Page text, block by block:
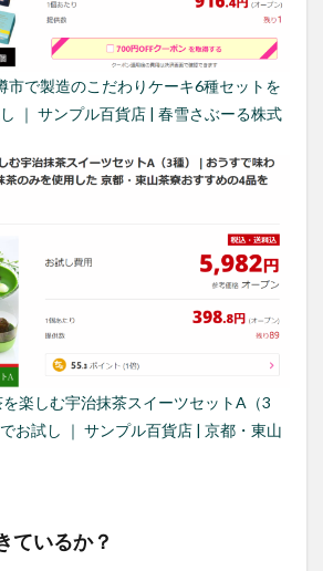
市で製造のこだわりケーキ6種セットを
｜ サンプル百貨店 | 春雪さぶーる株式
楽しむ宇治抹茶スイーツセットA（3
お試し ｜ サンプル百貨店 | 京都・東山
ているか？